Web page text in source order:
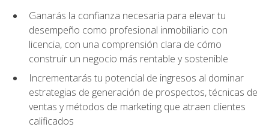
Ganarás la confianza necesaria para elevar tu
desempeño como profesional inmobiliario con
licencia, con una comprensión clara de cómo
construir un negocio más rentable y sostenible
Incrementarás tu potencial de ingresos al dominar
estrategias de generación de prospectos, técnicas de
ventas y métodos de marketing que atraen clientes
calificados